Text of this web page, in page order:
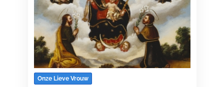
Onze Lieve Vrouw